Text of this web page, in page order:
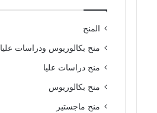
المنح
منح بكالوريوس ودراسات عليا
منح دراسات عليا
منح بكالوريوس
منح ماجستير